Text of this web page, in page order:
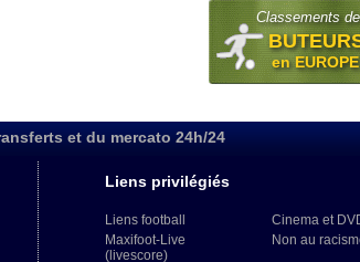
Classements
en EUROPE
et du mercato 24h/24
Liens privilégiés
Liens football
Maxifoot-Live
(livescore)
Cinema et
Non au